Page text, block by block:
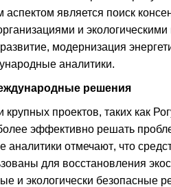
является поиск
и
модернизация
аналитики.
решения
крупных проектов, таких как
эффективно решать
отмечают, что
для восстановления
и экологически безопасные